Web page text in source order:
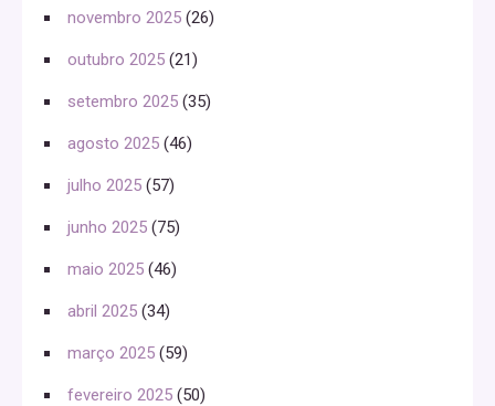
novembro 2025 (26)
outubro 2025 (21)
setembro 2025 (35)
agosto 2025 (46)
julho 2025 (57)
junho 2025 (75)
maio 2025 (46)
abril 2025 (34)
março 2025 (59)
fevereiro 2025 (50)